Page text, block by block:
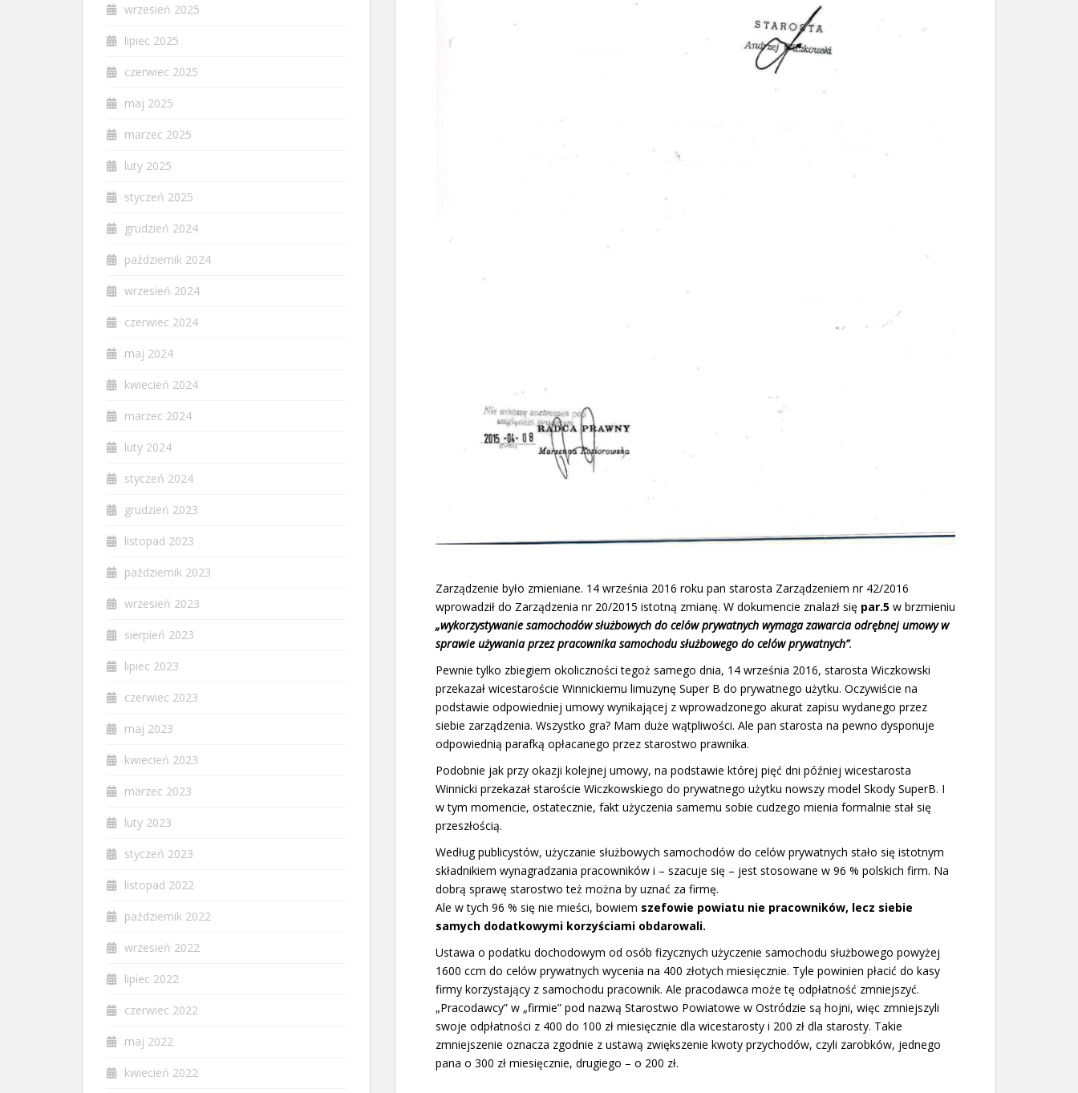
Zarządzenie było zmieniane. 14 września 2016 roku pan starosta Zarządzeniem nr 42/2016
wprowadził do Zarządzenia nr 20/2015 istotną zmianę. W dokumencie znalazł się par.5 w brzmieniu
„wykorzystywanie samochodów służbowych do celów prywatnych wymaga zawarcia odrębnej umowy w
sprawie używania przez pracownika samochodu służbowego do celów prywatnych”.
Pewnie tylko zbiegiem okoliczności tegoż samego dnia, 14 września 2016, starosta Wiczkowski
przekazał wicestaroście Winnickiemu limuzynę Super B do prywatnego użytku. Oczywiście na
podstawie odpowiedniej umowy wynikającej z wprowadzonego akurat zapisu wydanego przez
siebie zarządzenia. Wszystko gra? Mam duże wątpliwości. Ale pan starosta na pewno dysponuje
odpowiednią parafką opłacanego przez starostwo prawnika.
Podobnie jak przy okazji kolejnej umowy, na podstawie której pięć dni później wicestarosta
Winnicki przekazał staroście Wiczkowskiego do prywatnego użytku nowszy model Skody SuperB. I
w tym momencie, ostatecznie, fakt użyczenia samemu sobie cudzego mienia formalnie stał się
przeszłością.
Według publicystów, użyczanie służbowych samochodów do celów prywatnych stało się istotnym
składnikiem wynagradzania pracowników i – szacuje się – jest stosowane w 96 % polskich firm. Na
dobrą sprawę starostwo też można by uznać za firmę.
Ale w tych 96 % się nie mieści, bowiem szefowie powiatu nie pracowników, lecz siebie
samych dodatkowymi korzyściami obdarowali.
Ustawa o podatku dochodowym od osób fizycznych użyczenie samochodu służbowego powyżej
1600 ccm do celów prywatnych wycenia na 400 złotych miesięcznie. Tyle powinien płacić do kasy
firmy korzystający z samochodu pracownik. Ale pracodawca może tę odpłatność zmniejszyć.
„Pracodawcy” w „firmie” pod nazwą Starostwo Powiatowe w Ostródzie są hojni, więc zmniejszyli
swoje odpłatności z 400 do 100 zł miesięcznie dla wicestarosty i 200 zł dla starosty. Takie
zmniejszenie oznacza zgodnie z ustawą zwiększenie kwoty przychodów, czyli zarobków, jednego
pana o 300 zł miesięcznie, drugiego – o 200 zł.
wrzesień 2025
lipiec 2025
czerwiec 2025
maj 2025
marzec 2025
luty 2025
styczeń 2025
grudzień 2024
październik 2024
wrzesień 2024
czerwiec 2024
maj 2024
kwiecień 2024
marzec 2024
luty 2024
styczeń 2024
grudzień 2023
listopad 2023
październik 2023
wrzesień 2023
sierpień 2023
lipiec 2023
czerwiec 2023
maj 2023
kwiecień 2023
marzec 2023
luty 2023
styczeń 2023
listopad 2022
październik 2022
wrzesień 2022
lipiec 2022
czerwiec 2022
maj 2022
kwiecień 2022